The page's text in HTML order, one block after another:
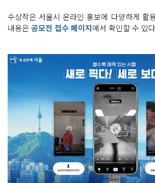
수상작은 서울시 온라인 홍보에 다양하게 활
내용은 공모전 접수 페이지에서 확인할 수 있